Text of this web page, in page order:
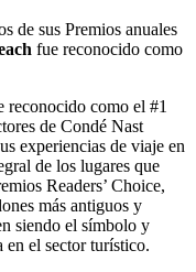
de sus Premios anuales
fue reconocido como
reconocido como el #1
de Condé Nast
experiencias de viaje en
de los lugares que
Readers’ Choice,
más antiguos y
siendo el símbolo y
el sector turístico.